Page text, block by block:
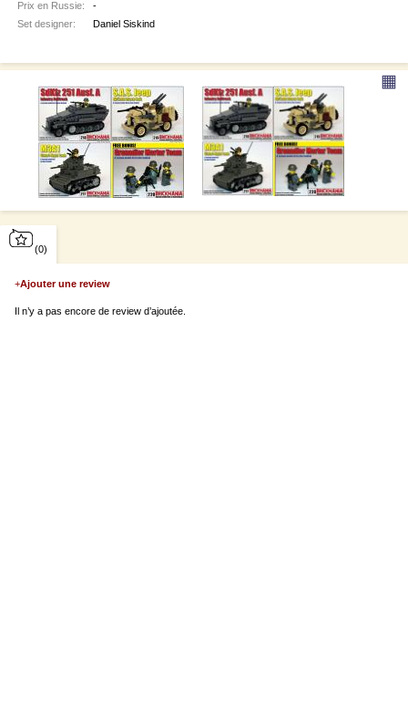
Prix en Russie:
-
Set designer:
Daniel Siskind
▦
(0)
+Ajouter une review
Il n’y a pas encore de review d’ajoutée.